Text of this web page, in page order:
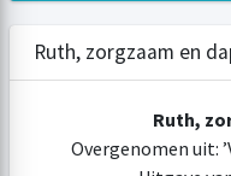
Ruth, zorgzaam en
Ruth,
Overgenomen uit: